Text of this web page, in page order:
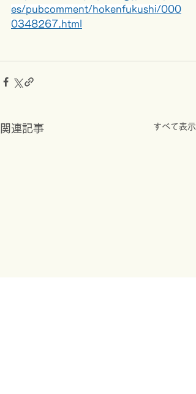
es/pubcomment/hokenfukushi/000
0348267.html
関連記事 すべて表示